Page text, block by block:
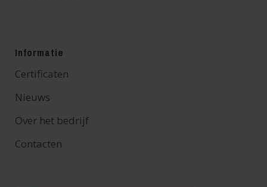
Informatie
Certificaten
Nieuws
Over het bedrijf
Contacten